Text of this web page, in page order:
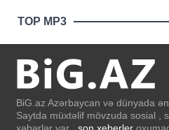
TOP MP3
BiG.az Azərbaycan və dünyada
Saytda müxtəlif mövzuda sosial ,